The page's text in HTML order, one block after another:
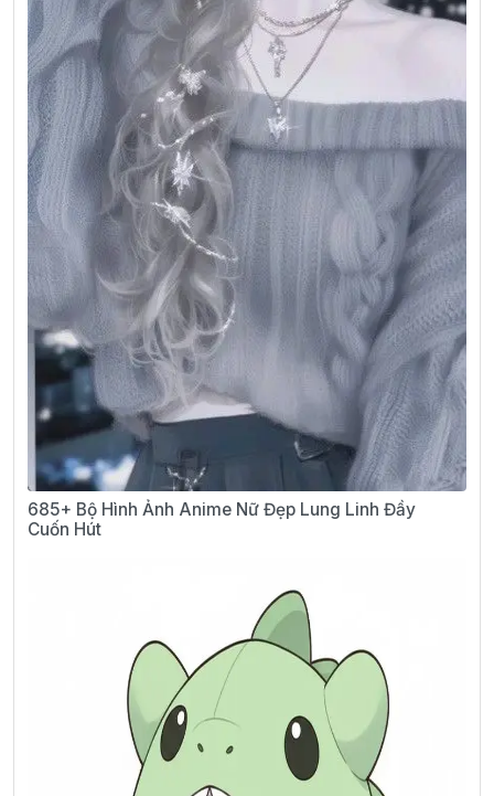
685+ Bộ Hình Ảnh Anime Nữ Đẹp Lung Linh Đầy
Cuốn Hút